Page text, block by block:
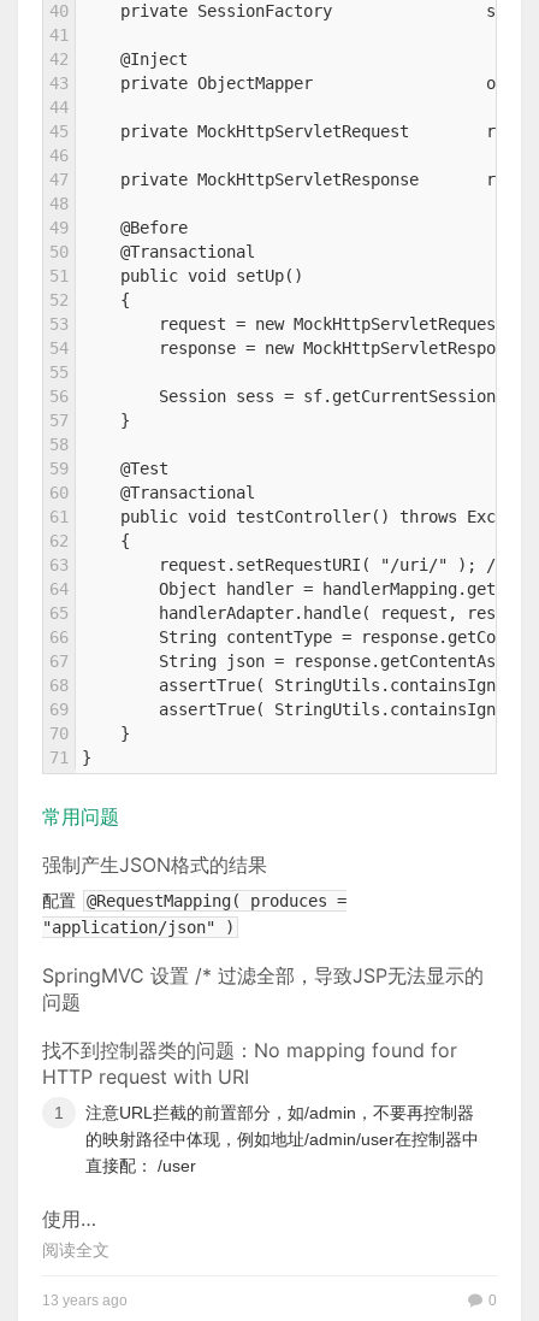
40
41
42
43
44
45
46
47
48
49
50
51
52
53
54
55
56
57
58
59
60
61
62
63
64
65
66
67
68
69
70
71
private SessionFactory                sf;
@Inject
private ObjectMapper                  om;
private MockHttpServletRequest
private MockHttpServletResponse
@Before
@Transactional
public void setUp()
{
request = new MockHttpServletRequest();
response = new
Session sess = sf.getCurrentSession();
}
@Test
@Transactional
public void testController() throws
{
request.setRequestURI( "/uri/" ); //设置请
Object handler =
handlerAdapter.handle( request, response,
String contentType =
String json =
assertTrue(
assertTrue(
}
}
常用问题
强制产生JSON格式的结果
配置 @RequestMapping( produces =
"application/json" )
SpringMVC 设置 /* 过滤全部，导致JSP无法显示的
问题
找不到控制器类的问题：No mapping found for
HTTP request with URI
注意URL拦截的前置部分，如/admin，不要再控制器
的映射路径中体现，例如地址/admin/user在控制器中
直接配： /user
使用…
阅读全文
13 years ago 0